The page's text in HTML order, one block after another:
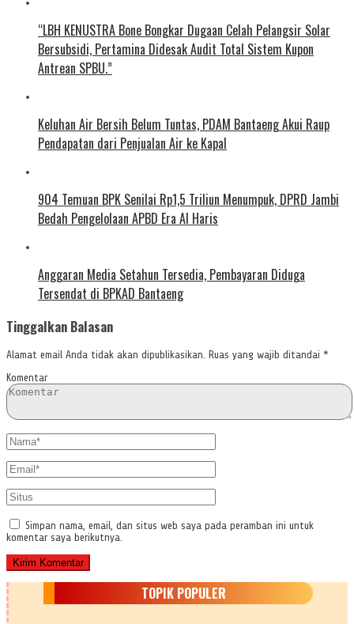
“LBH KENUSTRA Bone Bongkar Dugaan Celah Pelangsir Solar
Bersubsidi, Pertamina Didesak Audit Total Sistem Kupon
Antrean SPBU.”
Keluhan Air Bersih Belum Tuntas, PDAM Bantaeng Akui Raup
Pendapatan dari Penjualan Air ke Kapal
904 Temuan BPK Senilai Rp1,5 Triliun Menumpuk, DPRD Jambi
Bedah Pengelolaan APBD Era Al Haris
Anggaran Media Setahun Tersedia, Pembayaran Diduga
Tersendat di BPKAD Bantaeng
Tinggalkan Balasan
Alamat email Anda tidak akan dipublikasikan. Ruas yang wajib ditandai *
Komentar
Simpan nama, email, dan situs web saya pada peramban ini untuk
komentar saya berikutnya.
TOPIK POPULER